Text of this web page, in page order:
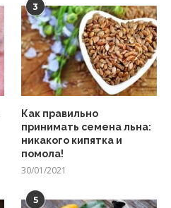
3
Как правильно
принимать семена льна:
никакого кипятка и
помола!
30/01/2021
5